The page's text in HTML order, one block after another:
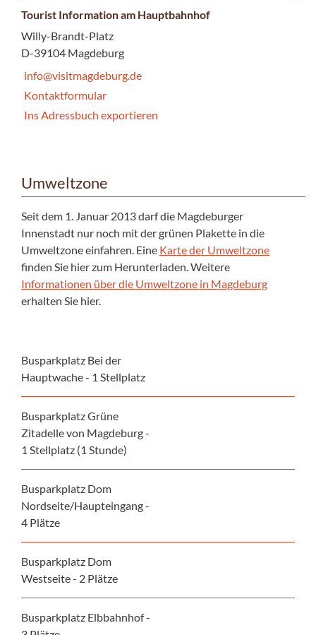
Tourist Information am Hauptbahnhof
Willy-Brandt-Platz
D-39104 Magdeburg
info@visitmagdeburg.de
Kontaktformular
Ins Adressbuch exportieren
Umweltzone
Seit dem 1. Januar 2013 darf die Magdeburger
Innenstadt nur noch mit der grünen Plakette in die
Umweltzone einfahren. Eine Karte der Umweltzone
finden Sie hier zum Herunterladen. Weitere
Informationen über die Umweltzone in Magdeburg
erhalten Sie hier.
Busparkplatz Bei der
Hauptwache - 1 Stellplatz
Busparkplatz Grüne
Zitadelle von Magdeburg -
1 Stellplatz (1 Stunde)
Busparkplatz Dom
Nordseite/Haupteingang -
4 Plätze
Busparkplatz Dom
Westseite - 2 Plätze
Busparkplatz Elbbahnhof -